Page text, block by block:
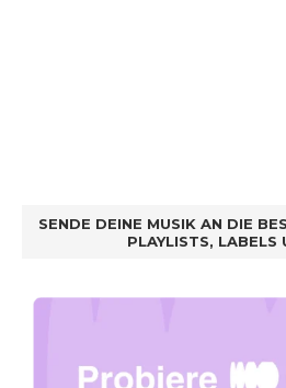
SENDE DEINE MUSIK AN DIE
PLAYLISTS, LABELS